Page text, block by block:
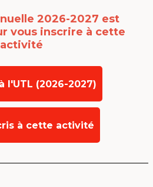
2026-2027 est
vous inscrire à cette
activité
l'UTL (2026-2027)
à cette activité